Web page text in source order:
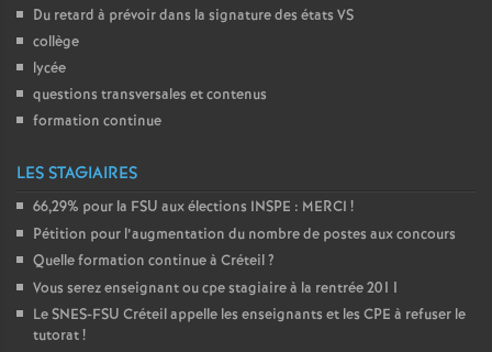
Du retard à prévoir dans la signature des états VS
collège
lycée
questions transversales et contenus
formation continue
LES STAGIAIRES
66,29% pour la FSU aux élections INSPE : MERCI !
Pétition pour l’augmentation du nombre de postes aux concours
Quelle formation continue à Créteil?
Vous serez enseignant ou cpe stagiaire à la rentrée 2011
LeSNES-FSU Créteil appelle les enseignants et les CPE à refuser le
tutorat!